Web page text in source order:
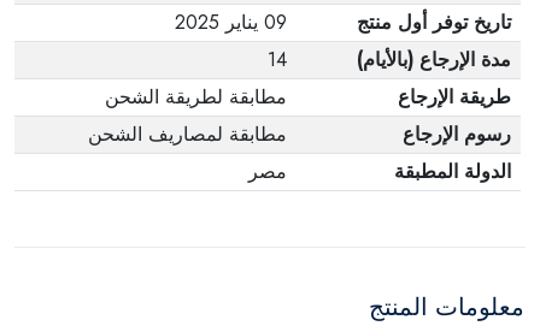
تاريخ توفر أول منتج
09 يناير 2025
مدة الإرجاع (بالأيام)
14
طريقة الإرجاع
مطابقة لطريقة الشحن
رسوم الإرجاع
مطابقة لمصاريف الشحن
الدولة المطبقة
مصر
معلومات المنتج